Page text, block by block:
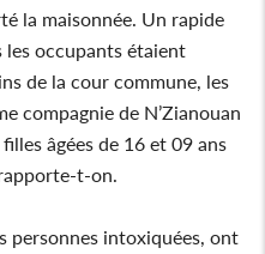
la maisonnée. Un rapide
les occupants étaient
de la cour commune, les
compagnie de N’Zianouan
âgées de 16 et 09 ans
t-on.
personnes intoxiquées, ont